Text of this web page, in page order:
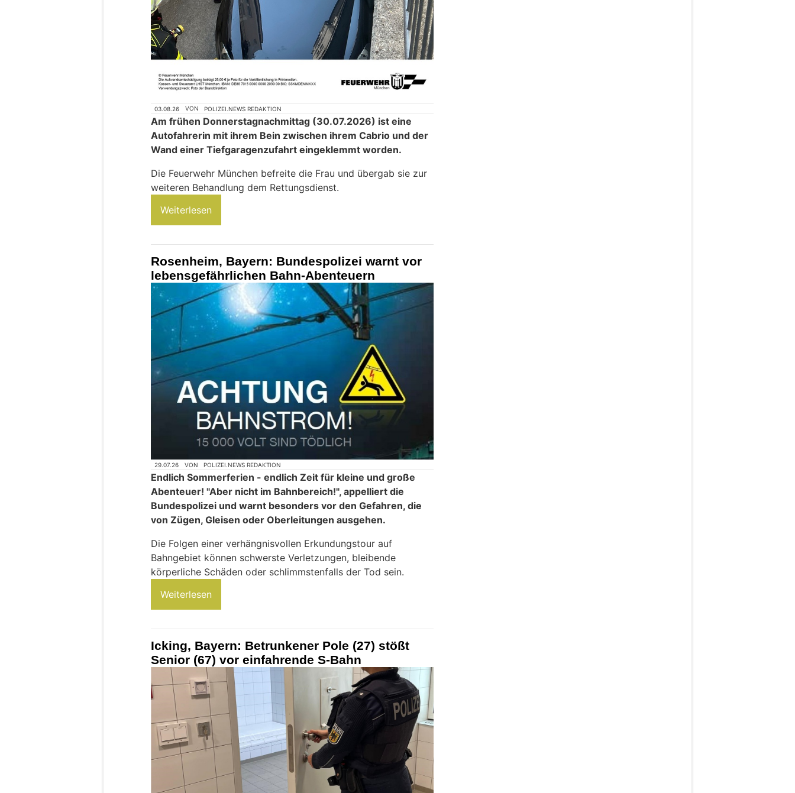
03.08.26 VON POLIZEI.NEWS REDAKTION
Am frühen Donnerstagnachmittag (30.07.2026) ist eine
Autofahrerin mit ihrem Bein zwischen ihrem Cabrio und der
Wand einer Tiefgaragenzufahrt eingeklemmt worden.
Die Feuerwehr München befreite die Frau und übergab sie zur
weiteren Behandlung dem Rettungsdienst.
Weiterlesen
Rosenheim, Bayern: Bundespolizei warnt vor
lebensgefährlichen Bahn-Abenteuern
29.07.26 VON POLIZEI.NEWS REDAKTION
Endlich Sommerferien - endlich Zeit für kleine und große
Abenteuer! "Aber nicht im Bahnbereich!", appelliert die
Bundespolizei und warnt besonders vor den Gefahren, die
von Zügen, Gleisen oder Oberleitungen ausgehen.
Die Folgen einer verhängnisvollen Erkundungstour auf
Bahngebiet können schwerste Verletzungen, bleibende
körperliche Schäden oder schlimmstenfalls der Tod sein.
Weiterlesen
Icking, Bayern: Betrunkener Pole (27) stößt
Senior (67) vor einfahrende S-Bahn